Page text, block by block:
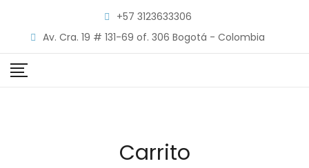
+57 3123633306
Av. Cra. 19 # 131-69 of. 306 Bogotá - Colombia
Carrito